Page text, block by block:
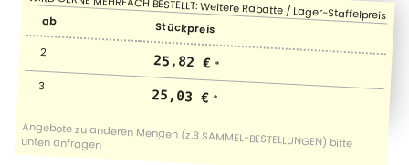
ab Stückpreis
2
25,82 € *
3
25,03 € *